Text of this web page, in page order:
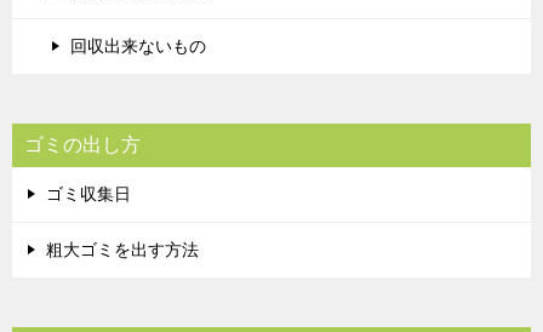
回収出来ないもの
ゴミの出し方
ゴミ収集日
粗大ゴミを出す方法